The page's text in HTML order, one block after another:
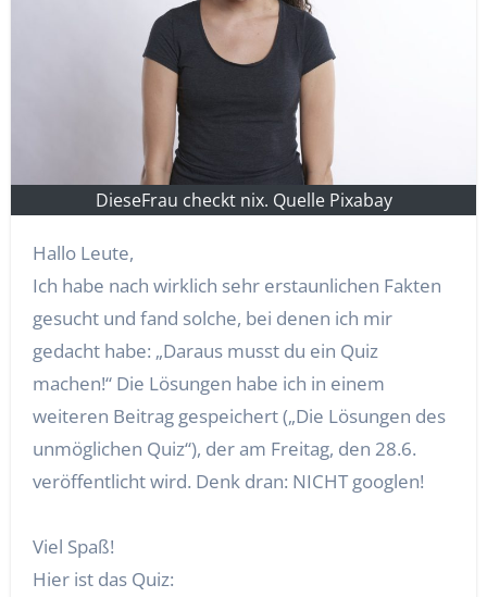
DieseFrau checkt nix. Quelle Pixabay
Hallo Leute,
Ich habe nach wirklich sehr erstaunlichen Fakten
gesucht und fand solche, bei denen ich mir
gedacht habe: „Daraus musst du ein Quiz
machen!“ Die Lösungen habe ich in einem
weiteren Beitrag gespeichert („Die Lösungen des
unmöglichen Quiz“), der am Freitag, den 28.6.
veröffentlicht wird. Denk dran: NICHT googlen!
Viel Spaß!
Hier ist das Quiz: